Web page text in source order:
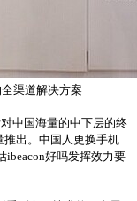
渠道解决方案
对中国海量的中下层的终
推出。中国人更换手机
预估ibeacon好吗发挥效力要